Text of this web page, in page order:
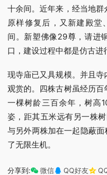
十余间。近年来，经当地
原样修复后，又新建殿
间。新塑佛像29尊，请进
口，建设过程中都是仿古进
现寺庙已又具规模。并且
观赏的。四株古树虽经历
一棵树龄三百余年，树高
姿，距其五米远有另一株
与另外两株加在一起隐蔽
了无限生机。
分享到: 微信 QQ好友